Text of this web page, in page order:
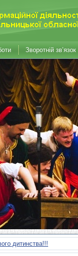
Зворотній зв’язок
дитинства!!!